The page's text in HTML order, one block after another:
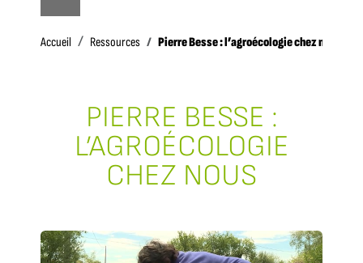
Accueil AccueilRessources Pierre Besse : l’agroécologie chez nous
PIERRE BESSE :
L’AGROÉCOLOGIE
CHEZ NOUS